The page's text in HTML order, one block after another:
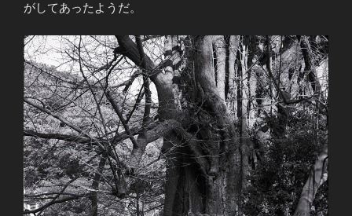
がしてあったようだ。